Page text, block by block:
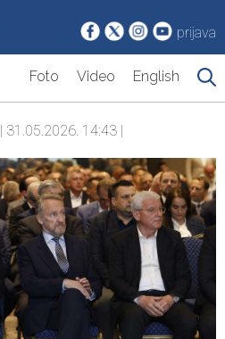
prijava
Foto Video English
| 31.05.2026. 14:43 |